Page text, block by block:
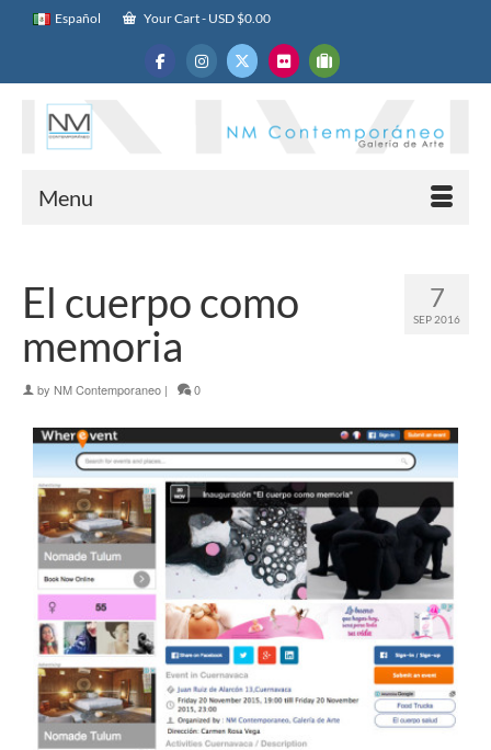
Español Your Cart- USD $0.00
Menu
7
SEP 2016
El cuerpo como
memoria
by NM Contemporaneo | 0